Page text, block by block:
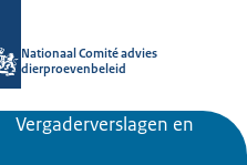
Nationaal Comité advies
dierproevenbeleid
Vergaderverslagen en